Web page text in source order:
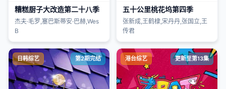
糟糕厨子大改造第二十八季
杰夫·毛罗,塞巴斯蒂安·巴赫,Wes
B
五十公里桃花坞第四季
张新成,王鹤棣,宋丹丹,张国立,王
传君
日韩综艺 第2期完结 港台综艺 更新至第13集